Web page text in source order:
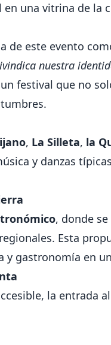
una vitrina de la
de este evento
nuestra
festival que no
, La Silleta, la
y danzas
, donde
Esta
y gastronomía en
la entrada